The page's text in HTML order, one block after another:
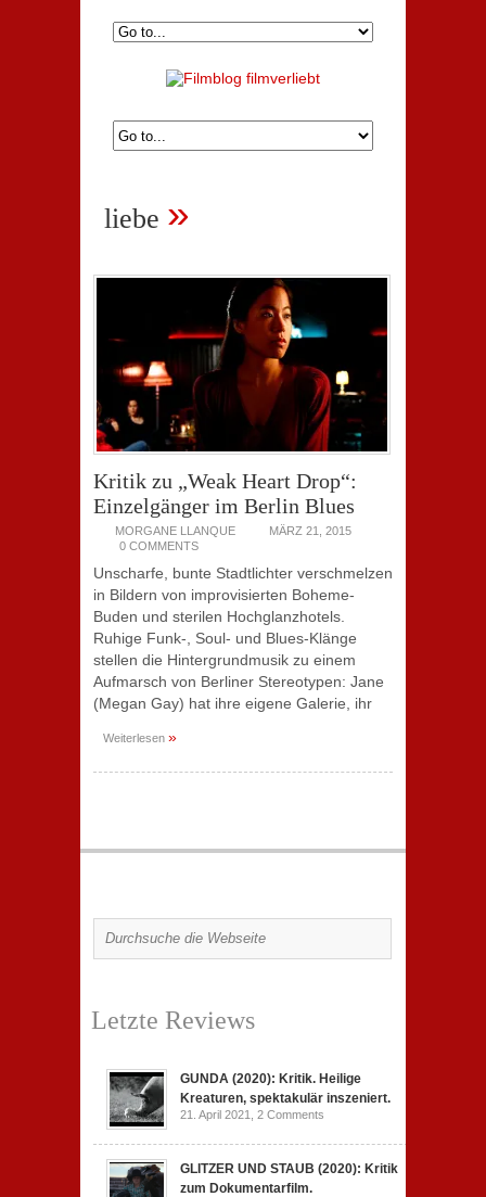
liebe »
Kritik zu „Weak Heart Drop“:
Einzelgänger im Berlin Blues
MORGANE LLANQUE
MÄRZ 21, 2015
0 COMMENTS
Unscharfe, bunte Stadtlichter verschmelzen
in Bildern von improvisierten Boheme-
Buden und sterilen Hochglanzhotels.
Ruhige Funk-, Soul- und Blues-Klänge
stellen die Hintergrundmusik zu einem
Aufmarsch von Berliner Stereotypen: Jane
(Megan Gay) hat ihre eigene Galerie, ihr
Weiterlesen »
Letzte Reviews
GUNDA (2020): Kritik. Heilige
Kreaturen, spektakulär inszeniert.
21. April 2021, 2 Comments
GLITZER UND STAUB (2020): Kritik
zum Dokumentarfilm.